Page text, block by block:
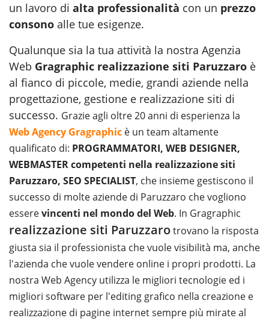
un lavoro di alta professionalità con un prezzo
consono alle tue esigenze.
Qualunque sia la tua attività la nostra Agenzia
Web Gragraphic realizzazione siti Paruzzaro è
al fianco di piccole, medie, grandi aziende nella
progettazione, gestione e realizzazione siti di
successo. Grazie agli oltre 20 anni di esperienza la
Web Agency Gragraphic è un team altamente
qualificato di: PROGRAMMATORI, WEB DESIGNER,
WEBMASTER competenti nella realizzazione siti
Paruzzaro, SEO SPECIALIST, che insieme gestiscono il
successo di molte aziende di Paruzzaro che vogliono
esserevincenti nel mondo del Web. In Gragraphic
realizzazione siti Paruzzarotrovano la risposta
giusta sia il professionista che vuole visibilità ma, anche
l'azienda che vuole vendere online i propri prodotti. La
nostra Web Agency utilizza le migliori tecnologie ed i
migliori software per l'editing grafico nella creazione e
realizzazione di pagine internet sempre più mirate al